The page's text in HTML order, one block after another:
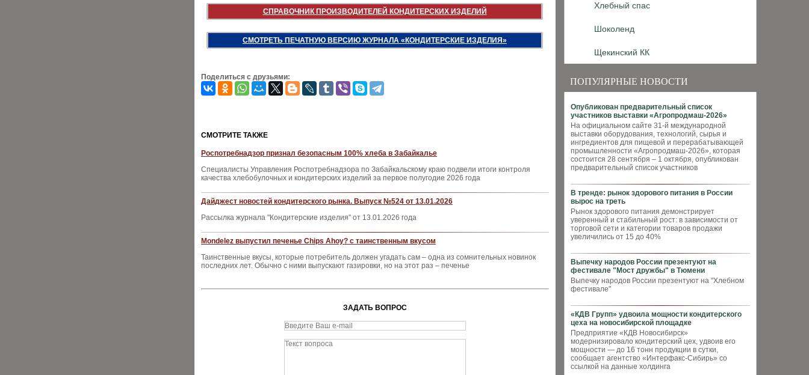
Хлебный спас
Шоколенд
Щекинский КК
ПОПУЛЯРНЫЕ НОВОСТИ
Опубликован предварительный список
участников выставки «Агропродмаш-2026»
На официальном сайте 31-й международной
выставки оборудования, технологий, сырья и
ингредиентов для пищевой и перерабатывающей
промышленности «Агропродмаш-2026», которая
состоится 28 сентября – 1 октября, опубликован
предварительный список участников
В тренде: рынок здорового питания в России
вырос на треть
Рынок здорового питания демонстрирует
уверенный и стабильный рост: в зависимости от
торговой сети и категории товаров продажи
увеличились от 15 до 40%
Выпечку народов России презентуют на
фестивале "Мост дружбы" в Тюмени
Выпечку народов России презентуют на "Хлебном
фестивале"
«КДВ Групп» удвоила мощности кондитерского
цеха на новосибирской площадке
Предприятие «КДВ Новосибирск»
модернизировало кондитерский цех, удвоив его
мощности — до 16 тонн продукции в сутки,
сообщает агентство «Интерфакс-Сибирь» со
ссылкой на данные холдинга
СПРАВОЧНИК ПРОИЗВОДИТЕЛЕЙ КОНДИТЕРСКИХ ИЗДЕЛИЙ
СМОТРЕТЬ ПЕЧАТНУЮ ВЕРСИЮ ЖУРНАЛА «КОНДИТЕРСКИЕ ИЗДЕЛИЯ»
Поделиться с друзьями:
CМОТРИТЕ ТАКЖЕ
Роспотребнадзор признал безопасным 100% хлеба в Забайкалье
Специалисты Управления Роспотребнадзора по Забайкальскому краю подвели итоги контроля
качества хлебобулочных и кондитерских изделий за первое полугодие 2026 года
Дайджест новостей кондитерского рынка. Выпуск №524 от 13.01.2026
Рассылка журнала "Кондитерские изделия" от 13.01.2026 года
Mondelez выпустил печенье Chips Ahoy? с таинственным вкусом
Таинственные вкусы, которые потребитель должен угадать сам – одна из сомнительных новинок
последних лет. Обычно с ними выпускают газировки, но на этот раз – печенье
ЗАДАТЬ ВОПРОС